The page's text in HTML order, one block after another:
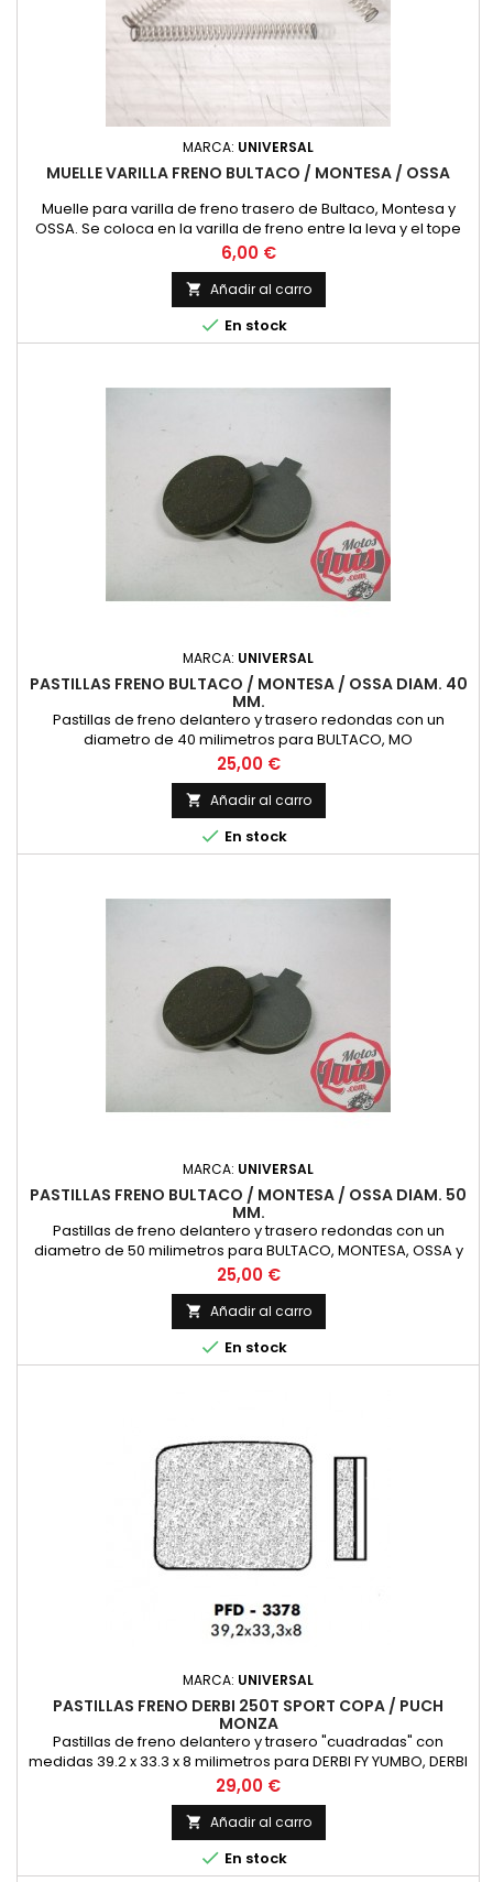
MARCA: UNIVERSAL
MUELLE VARILLA FRENO BULTACO / MONTESA / OSSA
Muelle para varilla de freno trasero de Bultaco, Montesa y
OSSA. Se coloca en la varilla de freno entre la leva y el tope
con arandela de la propia varilla. Diametro interior 7 mm.
Longitud 100 mm. (10 cm.)
Precio
6,00 €
 Añadir al carro
 En stock
MARCA: UNIVERSAL
PASTILLAS FRENO BULTACO / MONTESA / OSSA DIAM. 40
MM.
Pastillas de freno delantero y trasero redondas con un
diametro de 40 milimetros para BULTACO, MO
Precio
25,00 €
 Añadir al carro
 En stock
MARCA: UNIVERSAL
PASTILLAS FRENO BULTACO / MONTESA / OSSA DIAM. 50
MM.
Pastillas de freno delantero y trasero redondas con un
diametro de 50 milimetros para BULTACO, MONTESA, OSSA y
otras, para pinzas de freno AJP.
Precio
25,00 €
 Añadir al carro
 En stock
MARCA: UNIVERSAL
PASTILLAS FRENO DERBI 250T SPORT COPA / PUCH
MONZA
Pastillas de freno delantero y trasero "cuadradas" con
medidas 39.2 x 33.3 x 8 milimetros para DERBI FY YUMBO, DERBI
SPORT COPA 75, DERBI 250T, DERBI 1001, 1002, Puch Monza y
Algun Modelo de Puch Cobra M82, para pinzas de freno AJP.
Precio
29,00 €
 Añadir al carro
 En stock